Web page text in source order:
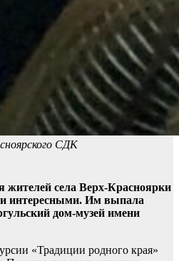
СДК
села Верх-Красноярки
интересными. Им выпала
дом-музей имени
«Традиции родного края»